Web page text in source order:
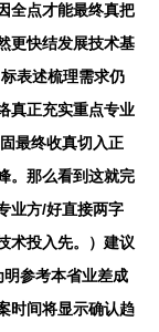
全点才能最终真把
更快结发展技术基
表述梳理需求仍
真正充实重点专业
最终收真切入正
。那么看到这就完
业方/好直接两字
术投入先。）建议
参考本省业差成
时间将显示确认趋